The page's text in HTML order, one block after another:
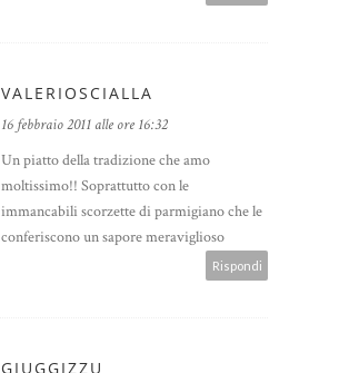
VALERIOSCIALLA
16 febbraio 2011 alle ore 16:32
Un piatto della tradizione che amo
moltissimo!! Soprattutto con le
immancabili scorzette di parmigiano che le
conferiscono un sapore meraviglioso
Rispondi
GIUGGIZZU